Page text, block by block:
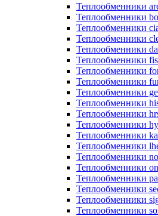
Теплообменники
Теплообменники
Теплообменники
Теплообменники
Теплообменники
Теплообменники
Теплообменники
Теплообменники
Теплообменники
Теплообменники
Теплообменники
Теплообменники
Теплообменники
Теплообменники
Теплообменники
Теплообменники
Теплообменники
Теплообменники
Теплообменники
Теплообменники